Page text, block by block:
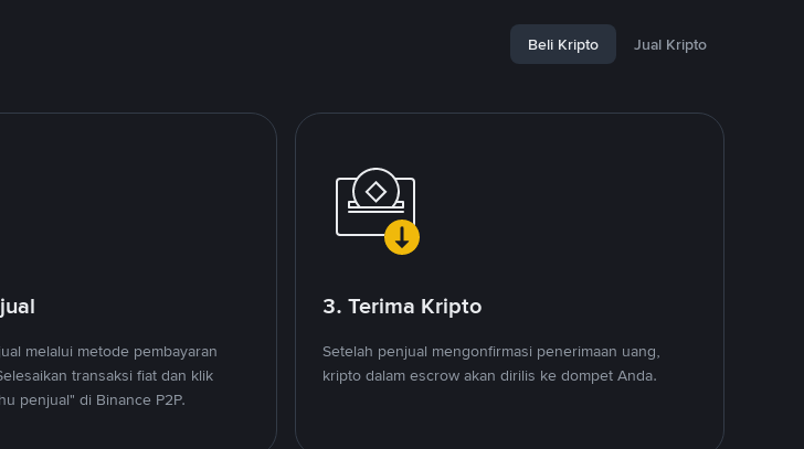
Beli Kripto Jual Kripto
melalui metode pembayaran
transaksi fiat dan klik
penjual" di Binance P2P.
3. Terima Kripto
Setelah penjual mengonfirmasi penerimaan uang,
kripto dalam escrow akan dirilis ke dompet Anda.